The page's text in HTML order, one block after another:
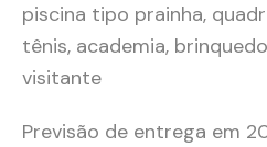
piscina tipo prainha,
tênis, academia,
visitante
Previsão de entrega em